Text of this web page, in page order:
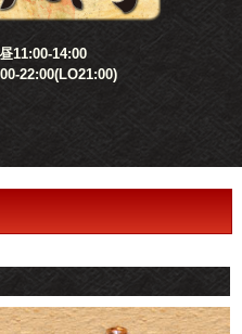
11:00-14:00
22:00(LO21:00)